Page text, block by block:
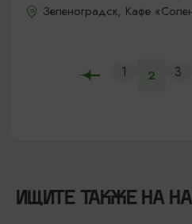
Зеленоградск, Кафе
1 2 3
ИЩИТЕ ТАКЖЕ НА